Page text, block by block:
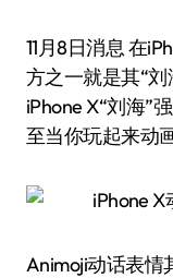
11月8日消息 在
方之一就是其“刘
iPhone X“刘海”
至当你玩起来动
Animoji动话表情